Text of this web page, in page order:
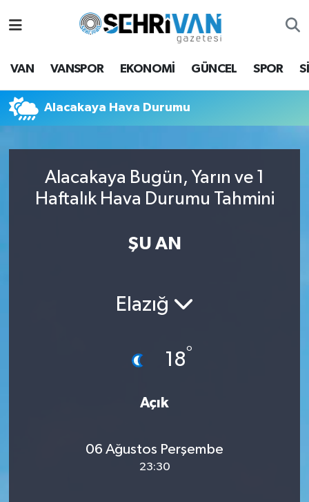
VAN VANSPOR EKONOMİ GÜNCEL SPOR
Alacakaya Hava Durumu
Alacakaya Bugün, Yarın ve 1
Haftalık Hava Durumu Tahmini
ŞU AN
Elazığ
18°
Açık
06 Ağustos Perşembe
23:30
Van Hava Durumu
Süper Lig Puan Durumu ve Fikstür